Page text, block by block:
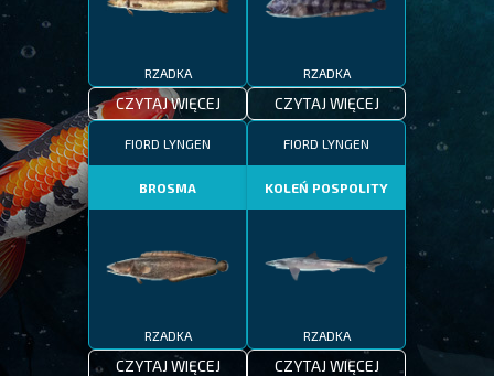
RZADKA
CZYTAJ WIĘCEJ
RZADKA
CZYTAJ WIĘCEJ
FIORD LYNGEN
BROSMA
RZADKA
CZYTAJ WIĘCEJ
FIORD LYNGEN
KOLEŃ POSPOLITY
RZADKA
CZYTAJ WIĘCEJ